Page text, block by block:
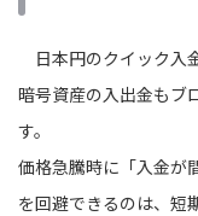
日本円のクイック入
暗号資産の入出金もブ
す。
価格急騰時に「入金が
を回避できるのは、短